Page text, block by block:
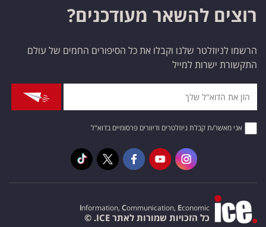
רוצים להשאר מעודכנים?
הרשמו לניוזלטר שלנו וקבלו את כל הסיפורים החמים של עולם
התקשורת ישרות למייל
אני מאשר/ת קבלת ניוזלטרים ודיוורים פרסומיים בדוא"ל
Information, Communication, Economic
כל הזכויות שמורות לאתר ICE. ©